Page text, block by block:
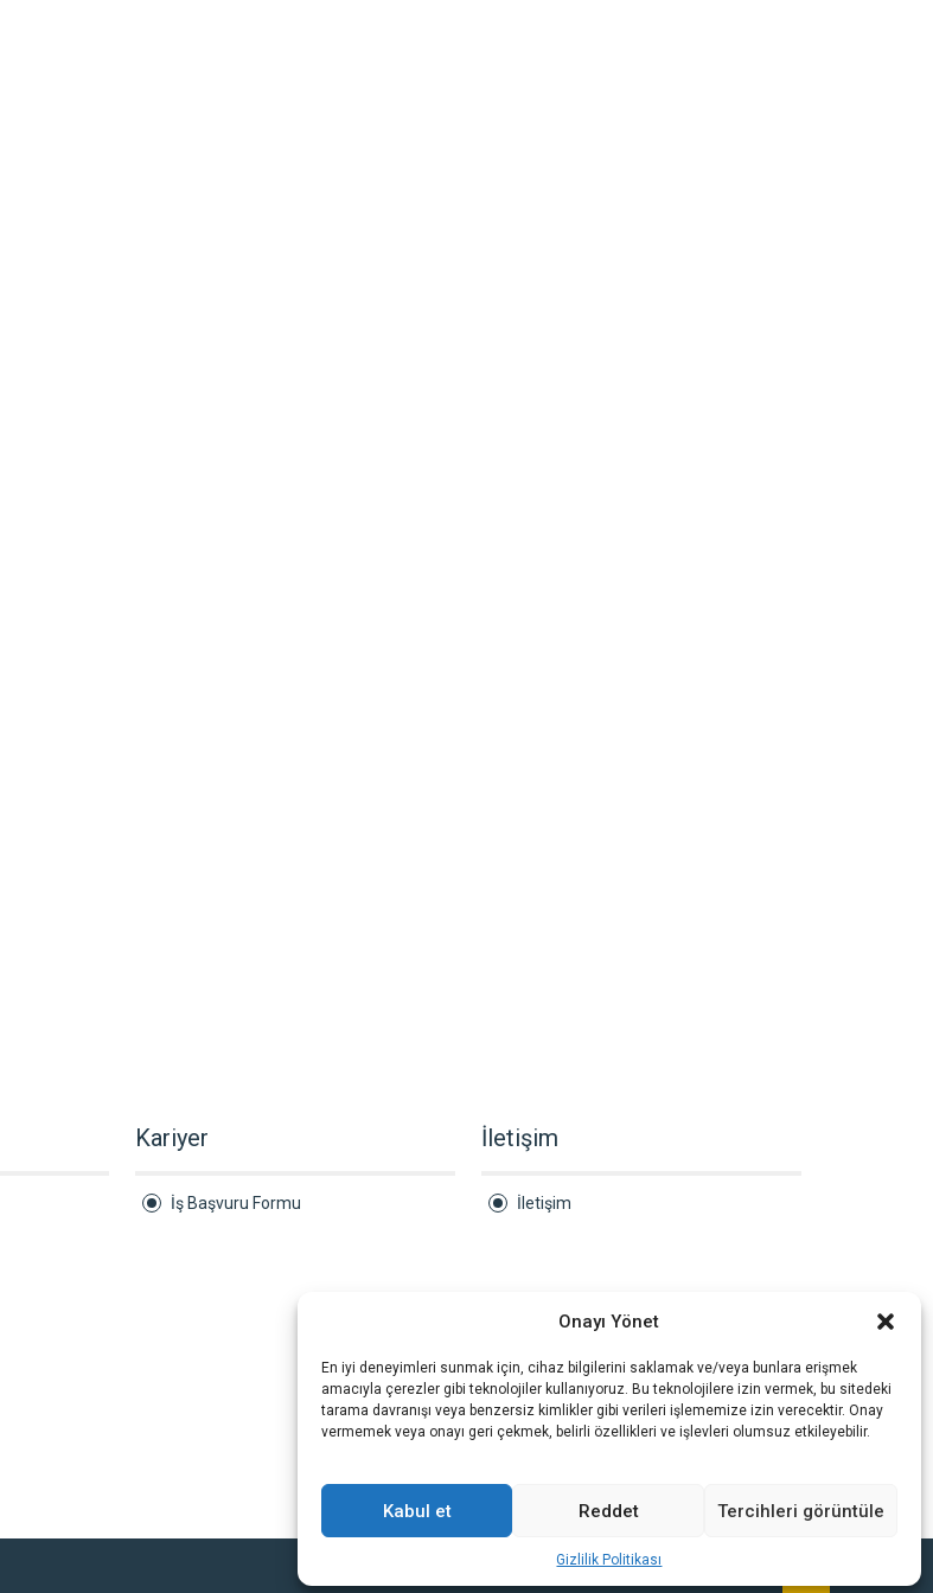
Onayı Yönet
En iyi deneyimleri sunmak için, cihaz bilgilerini saklamak ve/veya bunlara erişmek
amacıyla çerezler gibi teknolojiler kullanıyoruz. Bu teknolojilere izin vermek, bu sitedeki
tarama davranışı veya benzersiz kimlikler gibi verileri işlememize izin verecektir. Onay
vermemek veya onayı geri çekmek, belirli özellikleri ve işlevleri olumsuz etkileyebilir.
Kabul et Reddet Tercihleri görüntüle
Gizlilik Politikası
Kariyer
İş Başvuru Formu
İletişim
İletişim